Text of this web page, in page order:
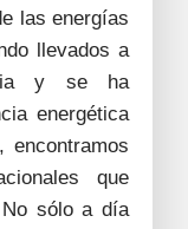
las energías
llevados a
y se ha
energética
encontramos
que
sólo a día